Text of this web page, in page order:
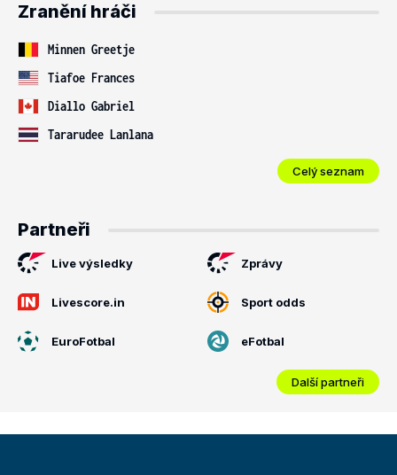
Zranění hráči
Minnen Greetje
Tiafoe Frances
Diallo Gabriel
Tararudee Lanlana
Celý seznam
Partneři
Live výsledky Zprávy
Livescore.in Sport odds
EuroFotbal eFotbal
Další partneři